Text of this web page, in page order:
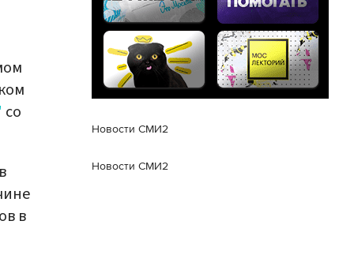
со
в
Новости СМИ2
Новости СМИ2